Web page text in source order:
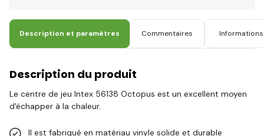
Description et paramètres Commentaires
Description du produit
Le centre de jeu Intex 56138 Octopus est un excellent moyen
d'échapper à la chaleur.
Il est fabriqué en matériau vinyle solide et durable